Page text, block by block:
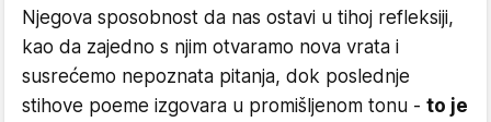
Njegova sposobnost da nas ostavi u tihoj refleksiji,
kao da zajedno s njim otvaramo nova vrata i
susrećemo nepoznata pitanja, dok poslednje
stihove poeme izgovara u promišljenom tonu - to je